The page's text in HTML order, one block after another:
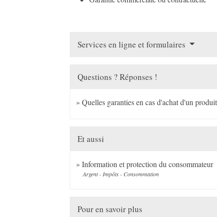
Services en ligne et formulaires
Questions ? Réponses !
Quelles garanties en cas d'achat d'un
Et aussi
Information et protection du consommateur
Argent - Impôts - Consommation
Pour en savoir plus